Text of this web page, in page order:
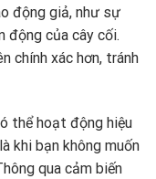
động giả, như sự
động của cây cối.
chính xác hơn, tránh
thể hoạt động hiệu
khi bạn không muốn
qua cảm biến